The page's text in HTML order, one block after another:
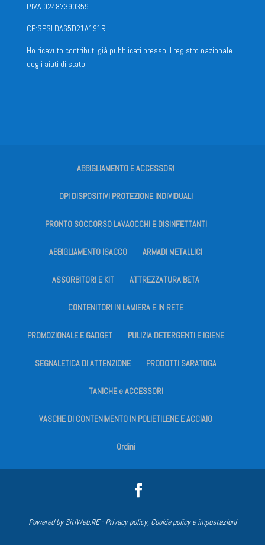
P.IVA 02487390359
CF:SPSLDA65D21A191R
Ho ricevuto contributi già pubblicati presso il registro nazionale
degli aiuti di stato
ABBIGLIAMENTO E ACCESSORI
DPI DISPOSITIVI PROTEZIONE INDIVIDUALI
PRONTO SOCCORSO LAVAOCCHI E DISINFETTANTI
ABBIGLIAMENTO ISACCO ARMADI METALLICI
ASSORBITORI E KIT ATTREZZATURA BETA
CONTENITORI IN LAMIERA E IN RETE
PROMOZIONALE E GADGET PULIZIA DETERGENTI E IGIENE
SEGNALETICA DI ATTENZIONE PRODOTTI SARATOGA
TANICHE e ACCESSORI
VASCHE DI CONTENIMENTO IN POLIETILENE E ACCIAIO
Ordini
Powered bySitiWeb.RE-Privacy policy, Cookie policy e impostazioni